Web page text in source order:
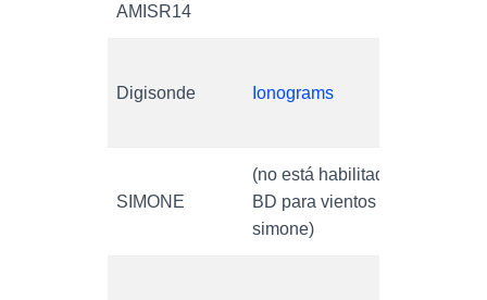
AMISR14
Digisonde Ionograms
SIMONE
(no está habilitada una
BD para vientos de
simone)